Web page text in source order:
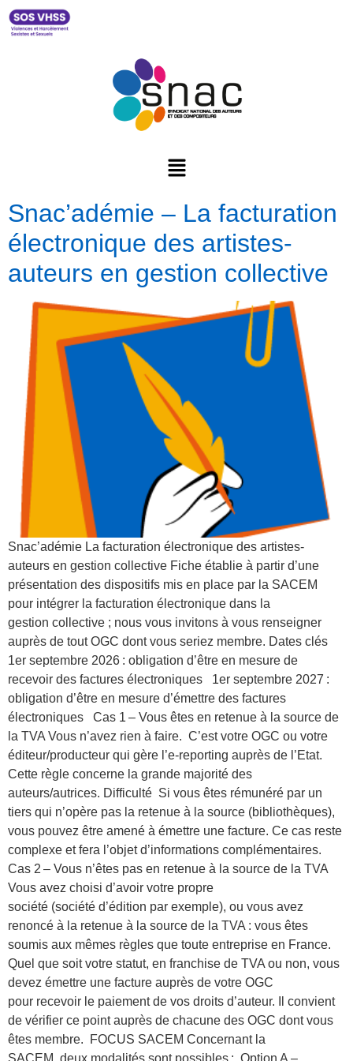
Snac’adémie – La facturation
électronique des artistes-
auteurs en gestion collective
Snac’adémie La facturation électronique des artistes-
auteurs en gestion collective Fiche établie à partir d’une
présentation des dispositifs mis en place par la SACEM
pour intégrer la facturation électronique dans la
gestion collective ; nous vous invitons à vous renseigner
auprès de tout OGC dont vous seriez membre. Dates clés
1er septembre 2026 : obligation d’être en mesure de
recevoir des factures électroniques 1er septembre 2027 :
obligation d’être en mesure d’émettre des factures
électroniques Cas 1 – Vous êtes en retenue à la source de
la TVA Vous n’avez rien à faire. C’est votre OGC ou votre
éditeur/producteur qui gère l’e-reporting auprès de l’Etat.
Cette règle concerne la grande majorité des
auteurs/autrices. Difficulté Si vous êtes rémunéré par un
tiers qui n’opère pas la retenue à la source (bibliothèques),
vous pouvez être amené à émettre une facture. Ce cas reste
complexe et fera l’objet d’informations complémentaires.
Cas 2 – Vous n’êtes pas en retenue à la source de la TVA
Vous avez choisi d’avoir votre propre
société (société d’édition par exemple), ou vous avez
renoncé à la retenue à la source de la TVA : vous êtes
soumis aux mêmes règles que toute entreprise en France.
Quel que soit votre statut, en franchise de TVA ou non, vous
devez émettre une facture auprès de votre OGC
pour recevoir le paiement de vos droits d’auteur. Il convient
de vérifier ce point auprès de chacune des OGC dont vous
êtes membre. FOCUS SACEM Concernant la
SACEM, deux modalités sont possibles : Option A –